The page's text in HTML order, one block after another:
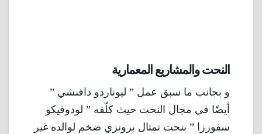
النحت والمشاريع المعمارية
و بجانب ما سبق عمل ” ليوناردو دافنشي ”
أيضًا في مجال النحت حيث كلّفه ” لودوفيكو
سفورزا ” بنحت تمثال برونزي ضخم لوالده غير